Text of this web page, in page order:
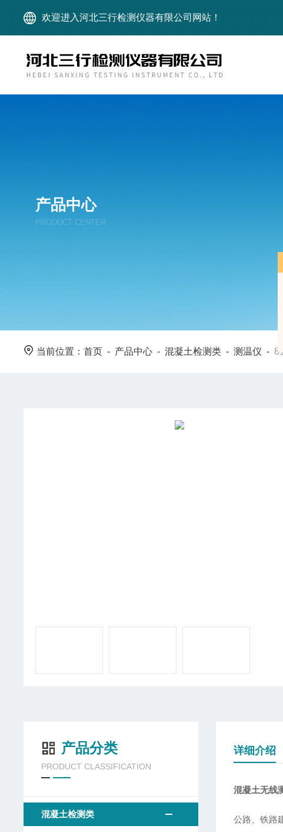
欢迎进入河北三行检测仪器有限公司网站！
产品中心
PRODUCT CENTER
当前位置：首页 - 产品中心 -混凝土检测类 -测温仪 -8
产品分类
PRODUCT CLASSIFICATION
混凝土检测类
详细介绍
混凝土无线
公路、铁路